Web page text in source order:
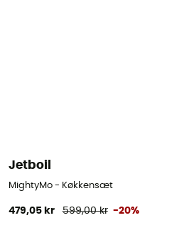
Jetboil
MightyMo - Køkkensæt
479,05 kr 599,00 kr -20%